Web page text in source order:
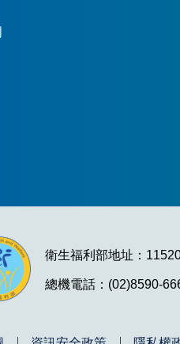
衛生福利部地址：
總機電話：(02)8590-